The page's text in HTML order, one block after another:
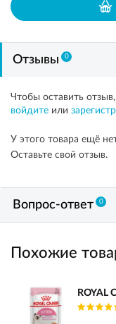
Отзывы 0
Чтобы оставить
войдите или
У этого товара ещё
Оставьте свой отзыв.
Вопрос-ответ 0
Похожие
ROYAL